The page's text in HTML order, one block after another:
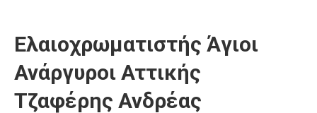
Ελαιοχρωματιστής Άγιοι
Ανάργυροι Αττικής
Τζαφέρης Ανδρέας